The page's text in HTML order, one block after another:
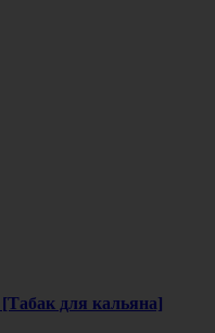
[Табак для кальяна]